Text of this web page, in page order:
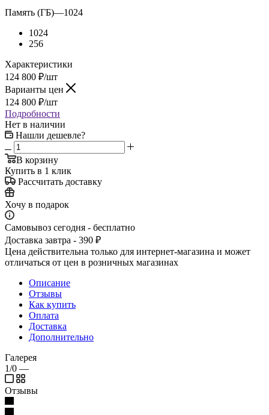
Память (ГБ)—1024
1024
256
Характеристики
124 800 ₽/шт
Варианты цен
124 800 ₽/шт
Подробности
Нет в наличии
Нашли дешевле?
В корзину
Купить в 1 клик
Рассчитать доставку
Хочу в подарок
Самовывоз сегодня - бесплатно
Доставка завтра - 390 ₽
Цена действительна только для интернет-магазина и может
отличаться от цен в розничных магазинах
Описание
Отзывы
Как купить
Оплата
Доставка
Дополнительно
Галерея
1/0 —
Отзывы